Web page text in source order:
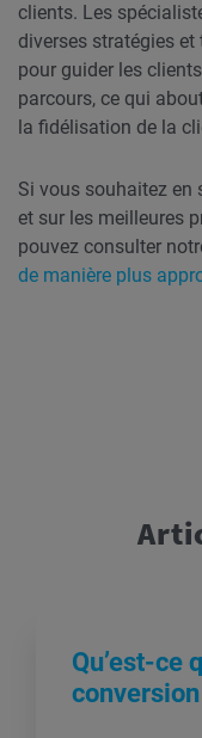
clients. Les
diverses stratégies
pour guider les
parcours, ce qui
la fidélisation de la
Si vous souhaitez en
et sur les meilleures
pouvez consulter
de manière plus
Qu’est-ce
conversion